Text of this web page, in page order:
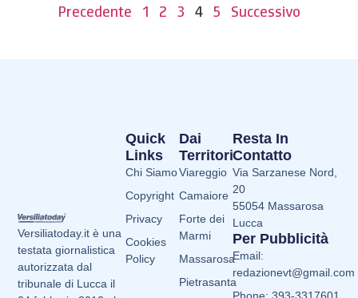
Precedente 1 2 3 4 5 Successivo
Versiliatoday.it è una
testata giornalistica
autorizzata dal
tribunale di Lucca il
Dai
Territori
Viareggio
Camaiore
Forte dei
Marmi
Massarosa
Pietrasanta
Quick
Links
Chi Siamo
Copyright
Privacy
Cookies
Policy
Resta In
Contatto
Via Sarzanese Nord,
20
55054 Massarosa
Lucca
Per Pubblicità
Email:
redazionevt@gmail.com
Phone: 393-3317601